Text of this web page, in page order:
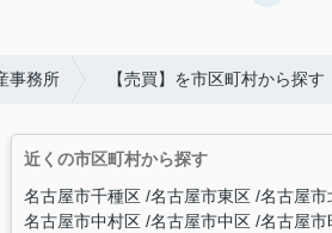
事務所 【売買】を市区町村から探す
近くの市区町村から探す
名古屋市千種区 名古屋市東区 名古屋市
名古屋市中村区 名古屋市中区 名古屋市